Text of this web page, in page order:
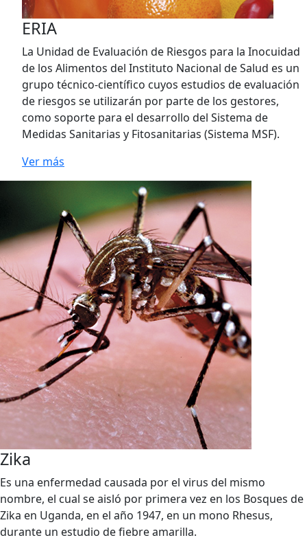
ERIA
La Unidad de Evaluación de Riesgos para la Inocuidad
de los Alimentos del Instituto Nacional de Salud es un
grupo técnico-científico cuyos estudios de evaluación
de riesgos se utilizarán por parte de los gestores,
como soporte para el desarrollo del Sistema de
Medidas Sanitarias y Fitosanitarias (Sistema MSF).
Ver más
Zika
Es una enfermedad causada por el virus del mismo
nombre, el cual se aisló por primera vez en los Bosques de
Zika en Uganda, en el año 1947, en un mono Rhesus,
durante un estudio de fiebre amarilla.